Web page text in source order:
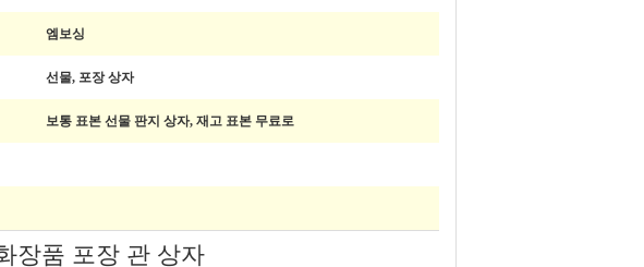
엠보싱
선물, 포장 상자
보통 표본 선물 판지 상자, 재고 표본 무료로
장품 포장 관 상자